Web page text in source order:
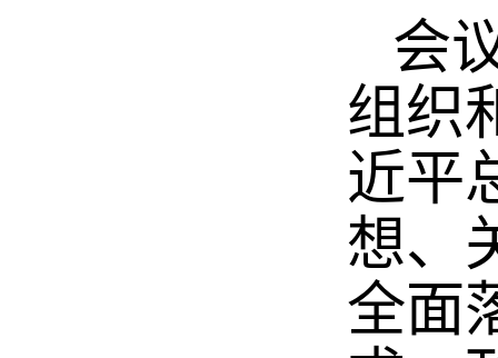
会
组织
近平
想、
全面